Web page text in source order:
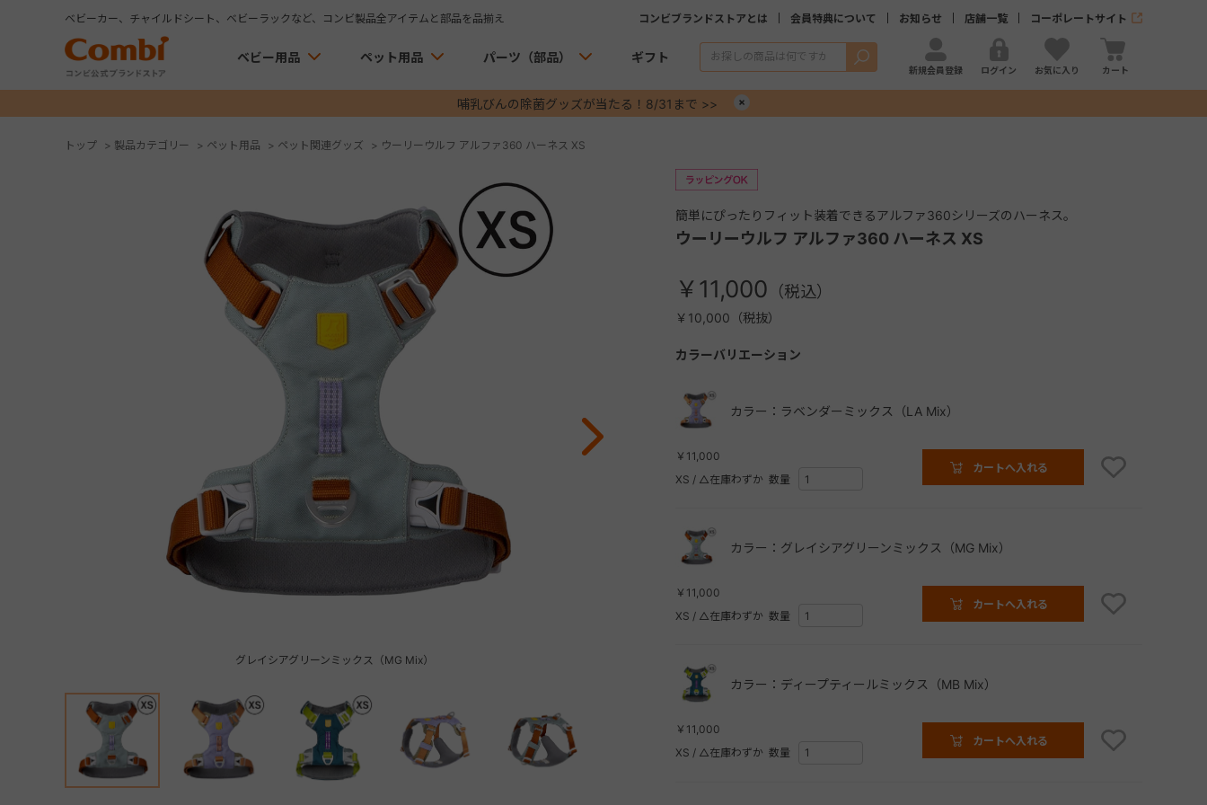
ベビーカー、チャイルドシート、ベビーラックなど、コンビ製品全アイテムと部品を品揃え コンビブランドストアとは 会員特典について お知らせ 店舗一覧 コーポレートサイト
ベビー用品 ペット用品 パーツ（部品） ギフト 検索
新規会員登録 ログイン お気に入り カート
哺乳びんの除菌グッズが当たる！8/31まで >>
トップ > 製品カテゴリー > ペット用品 > ペット関連グッズ > ウーリーウルフ アルファ360 ハーネス XS
グレイシアグリーンミックス（MG Mix）
簡単にぴったりフィット装着できるアルファ360シリーズのハーネス。
ウーリーウルフ アルファ360 ハーネス XS
￥11,000
￥10,000（税抜）
カラーバリエーション
カラー：ラベンダーミックス（LA Mix）
￥11,000
XS / △在庫わずか 数量
カートへ入れる
カラー：グレイシアグリーンミックス（MG Mix）
￥11,000
XS / △在庫わずか 数量
カートへ入れる
カラー：ディープティールミックス（MB Mix）
￥11,000
XS / △在庫わずか 数量
カートへ入れる